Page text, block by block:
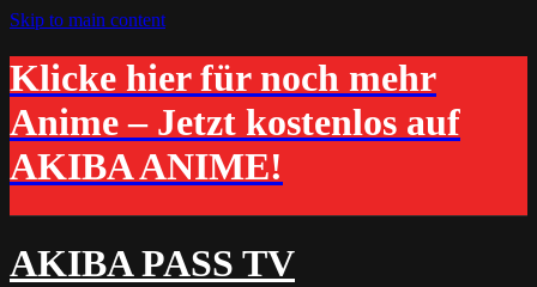
Skip to main content
Klicke hier für noch mehr
Anime – Jetzt kostenlos auf
AKIBA ANIME!
AKIBA PASS TV